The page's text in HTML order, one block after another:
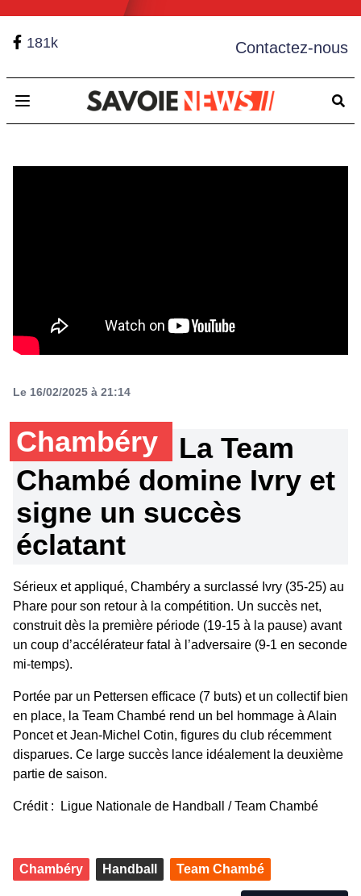
181k Contactez-nous
Open main menu
Le 16/02/2025 à 21:14
Chambéry
La Team
Chambé domine Ivry et
signe un succès
éclatant
Sérieux et appliqué, Chambéry a surclassé Ivry (35-25) au
Phare pour son retour à la compétition. Un succès net,
construit dès la première période (19-15 à la pause) avant
un coup d’accélérateur fatal à l’adversaire (9-1 en seconde
mi-temps).
Portée par un Pettersen efficace (7 buts) et un collectif bien
en place, la Team Chambé rend un bel hommage à Alain
Poncet et Jean-Michel Cotin, figures du club récemment
disparues. Ce large succès lance idéalement la deuxième
partie de saison.
Crédit : Ligue Nationale de Handball / Team Chambé
Chambéry Handball Team Chambé